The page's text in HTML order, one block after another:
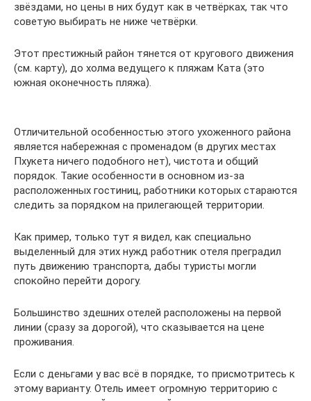
звёздами, но цены в них будут как в четвёрках, так что
советую выбирать не ниже четвёрки.
Этот престижный район тянется от кругового движения
(см. карту), до холма ведущего к пляжам Ката (это
южная оконечность пляжа).
Отличительной особенностью этого ухоженного района
является набережная с променадом (в других местах
Пхукета ничего подобного нет), чистота и общий
порядок. Такие особенности в основном из-за
расположенных гостиниц, работники которых стараются
следить за порядком на прилегающей территории.
Как пример, только тут я видел, как специально
выделенный для этих нужд работник отеля преградил
путь движению транспорта, дабы туристы могли
спокойно перейти дорогу.
Большинство здешних отелей расположены на первой
линии (сразу за дорогой), что сказывается на цене
проживания.
Если с деньгами у вас всё в порядке, то присмотритесь к
этому варианту. Отель имеет огромную территорию с